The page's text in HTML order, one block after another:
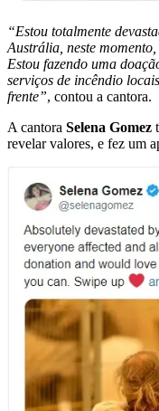
“Estou totalmente
Austrália, neste
Estou fazendo uma
serviços de incêndio
frente”, contou a cantora.
A cantora Selena Gomez
revelar valores, e fez um